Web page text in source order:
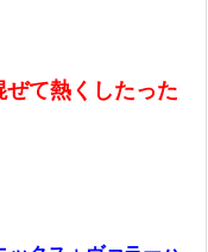
て熱くしたった